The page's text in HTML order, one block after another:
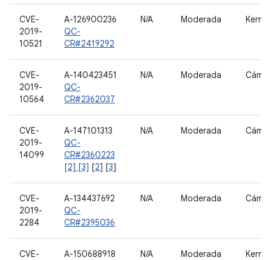
CVE-
2019-
10521
A-126900236
QC-
CR#2419292
N/A Moderada Kernel
CVE-
2019-
10564
A-140423451
QC-
CR#2362037
N/A Moderada
CVE-
2019-
14099
A-147101313
QC-
CR#2360223
[2] [3] [2] [3]
N/A Moderada
CVE-
2019-
2284
A-134437692
QC-
CR#2395036
N/A Moderada
CVE-
A-150688918
N/A Moderada Kernel